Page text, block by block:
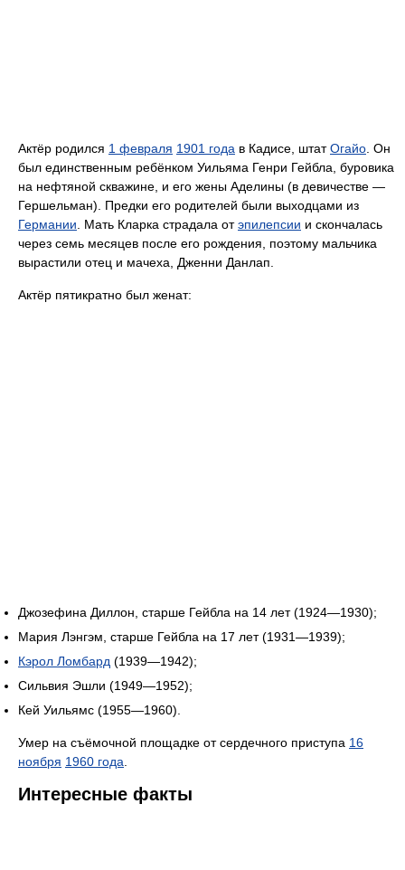
Актёр родился 1 февраля 1901 года в Кадисе, штатОгайо . Он
был единственным ребёнком Уильяма Генри Гейбла, буровика
на нефтяной скважине, и его жены Аделины (в девичестве —
Гершельман). Предки его родителей были выходцами из
Германии . Мать Кларка страдала отэпилепсии и скончалась
через семь месяцев после его рождения, поэтому мальчика
вырастили отец и мачеха, Дженни Данлап.
Актёр пятикратно был женат:
Джозефина Диллон, старше Гейбла на 14 лет (1924—1930);
Мария Лэнгэм, старше Гейбла на 17 лет (1931—1939);
Кэрол Ломбард (1939—1942);
Сильвия Эшли (1949—1952);
Кей Уильямс (1955—1960).
Умер на съёмочной площадке от сердечного приступа 16
ноября 1960 года
Интересные факты